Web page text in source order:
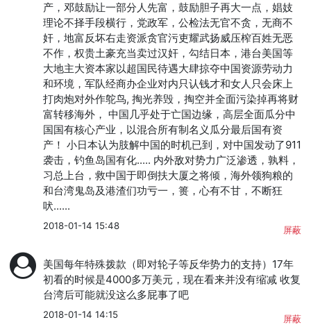
产，邓鼓励让一部分人先富，鼓励胆子再大一点，娼妓
理论不择手段横行，党政军，公检法无官不贪，无商不
奸，地富反坏右走资派贪官污吏耀武扬威压榨百姓无恶
不作，权贵土豪充当卖过汉奸，勾结日本，港台美国等
大地主大资本家以超国民待遇大肆掠夺中国资源劳动力
和环境，军队经商办企业对内只认钱才和女人只会床上
打肉炮对外作鸵鸟, 掏光养毁，掏空并全面污染掉再将财
富转移海外， 中国几乎处于亡国边缘，高层全面瓜分中
国国有核心产业，以混合所有制名义瓜分最后国有资
产！ 小日本认为肢解中国的时机已到，对中国发动了911
袭击，钓鱼岛国有化..... 内外敌对势力广泛渗透，孰料，
习总上台，救中国于即倒扶大厦之将倾，海外领狗粮的
和台湾鬼岛及港渣们功亏一，篑，心有不甘，不断狂
吠......
2018-01-14 15:48 屏蔽
美国每年特殊拨款（即对轮子等反华势力的支持）17年
初看的时候是4000多万美元，现在看来并没有缩减 收复
台湾后可能就没这么多屁事了吧
2018-01-14 14:15 屏蔽